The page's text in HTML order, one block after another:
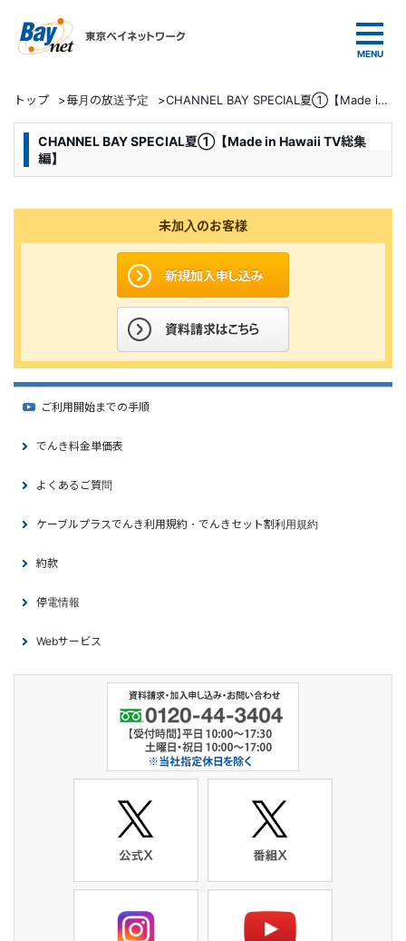
トップ >毎月の放送予定 >CHANNEL BAY SPECIAL夏①【Made in Hawaii TV総集編】
CHANNEL BAY SPECIAL夏①【Made in Hawaii TV総集
編】
未加入のお客様
ご利用開始までの手順
でんき料金単価表
よくあるご質問
ケーブルプラスでんき利用規約・でんきセット割利用規約
約款
停電情報
Webサービス